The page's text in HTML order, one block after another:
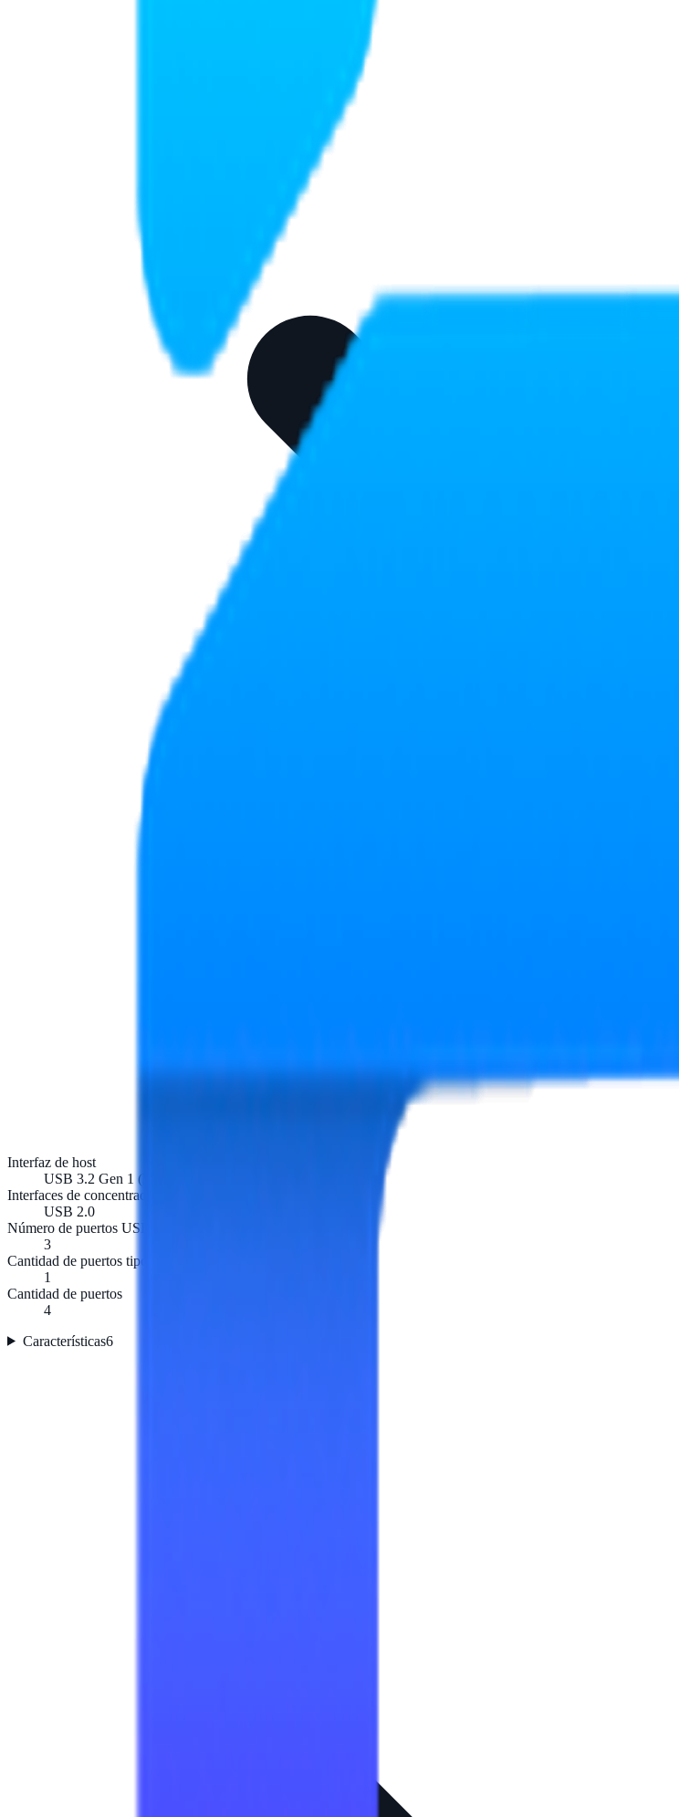
Interfaz de host
USB 3.2 Gen 1 (3.1 Gen 1) Type-A
Interfaces de concentradores
USB 2.0
Número de puertos USB 2.0 Tipo C
3
Cantidad de puertos tipo A USB 3.2 Gen 1 (3.1 Gen 1)
1
Cantidad de puertos
4
Características6